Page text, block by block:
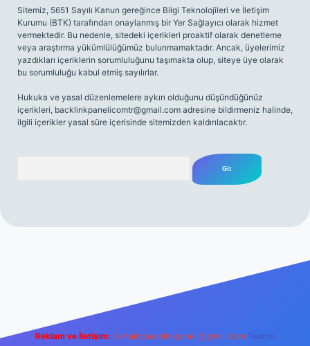
Sitemiz, 5651 Sayılı Kanun gereğince Bilgi Teknolojileri ve İletişim
Kurumu (BTK) tarafından onaylanmış bir Yer Sağlayıcı olarak hizmet
vermektedir. Bu nedenle, sitedeki içerikleri proaktif olarak denetleme
veya araştırma yükümlülüğümüz bulunmamaktadır. Ancak, üyelerimiz
yazdıkları içeriklerin sorumluluğunu taşımakta olup, siteye üye olarak
bu sorumluluğu kabul etmiş sayılırlar.
Hukuka ve yasal düzenlemelere aykırı olduğunu düşündüğünüz
içerikleri, backlinkpanelicomtr@gmail.com adresine bildirmeniz halinde,
ilgili içerikler yasal süre içerisinde sitemizden kaldırılacaktır.
Reklam ve İletişim: E-mail: backlinkpaneli@gmail.com Teams: